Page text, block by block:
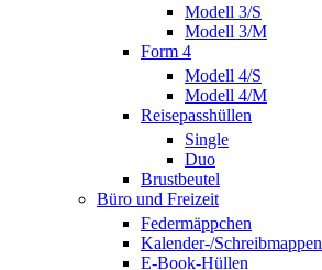
Modell 3/S
Modell 3/M
Form 4
Modell 4/S
Modell 4/M
Reisepasshüllen
Single
Duo
Brustbeutel
Büro und Freizeit
Federmäppchen
Kalender-/Schreibmappen
E-Book-Hüllen